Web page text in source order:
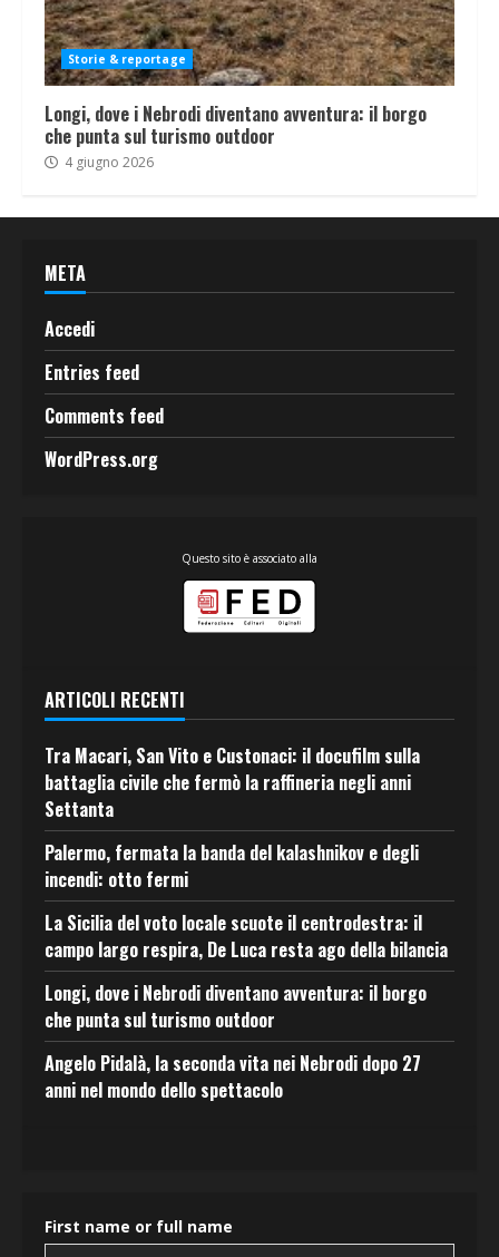
Storie & reportage
Longi, dove i Nebrodi diventano avventura: il borgo
che punta sul turismo outdoor
4 giugno 2026
META
Accedi
Entries feed
Comments feed
WordPress.org
Questo sito è associato alla
ARTICOLI RECENTI
Tra Macari, San Vito e Custonaci: il docufilm sulla
battaglia civile che fermò la raffineria negli anni
Settanta
Palermo, fermata la banda del kalashnikov e degli
incendi: otto fermi
La Sicilia del voto locale scuote il centrodestra: il
campo largo respira, De Luca resta ago della bilancia
Longi, dove i Nebrodi diventano avventura: il borgo
che punta sul turismo outdoor
Angelo Pidalà, la seconda vita nei Nebrodi dopo 27
anni nel mondo dello spettacolo
First name or full name